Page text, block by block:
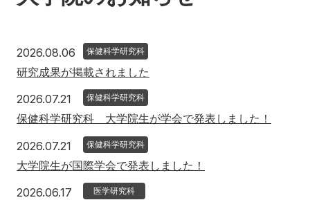
対象者別
地域の方へ 来院の方（診療）へ
入学希望の方へ
2026.08.06 2026年8月6日
保健科学研究科
研究成果が掲載されました
2026.07.21 2026年7月21日
保健科学研究科
保健科学研究科 大学院生が学会で発表しました！
2026.07.21 2026年7月21日
保健科学研究科
大学院生が国際学会で発表しました！
2026.06.17 2026年6月17日
医学研究科